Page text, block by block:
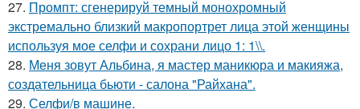
27. Промпт: сгенерируй темный монохромный
экстремально близкий макропортрет лица этой женщины
используя мое селфи и сохрани лицо 1: 1\\.
28. Меня зовут Альбина, я мастер маникюра и макияжа,
создательница бьюти - салона "Райхана".
29. Селфи/в машине.